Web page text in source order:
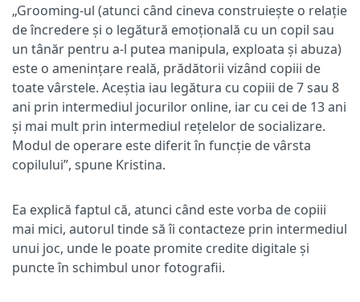
„Grooming-ul (atunci când cineva construiește o relație
de încredere și o legătură emoțională cu un copil sau
un tânăr pentru a-l putea manipula, exploata și abuza)
este o amenințare reală, prădătorii vizând copiii de
toate vârstele. Aceștia iau legătura cu copiii de 7 sau 8
ani prin intermediul jocurilor online, iar cu cei de 13 ani
și mai mult prin intermediul rețelelor de socializare.
Modul de operare este diferit în funcție de vârsta
copilului”, spune Kristina.
Ea explică faptul că, atunci când este vorba de copiii
mai mici, autorul tinde să îi contacteze prin intermediul
unui joc, unde le poate promite credite digitale și
puncte în schimbul unor fotografii.